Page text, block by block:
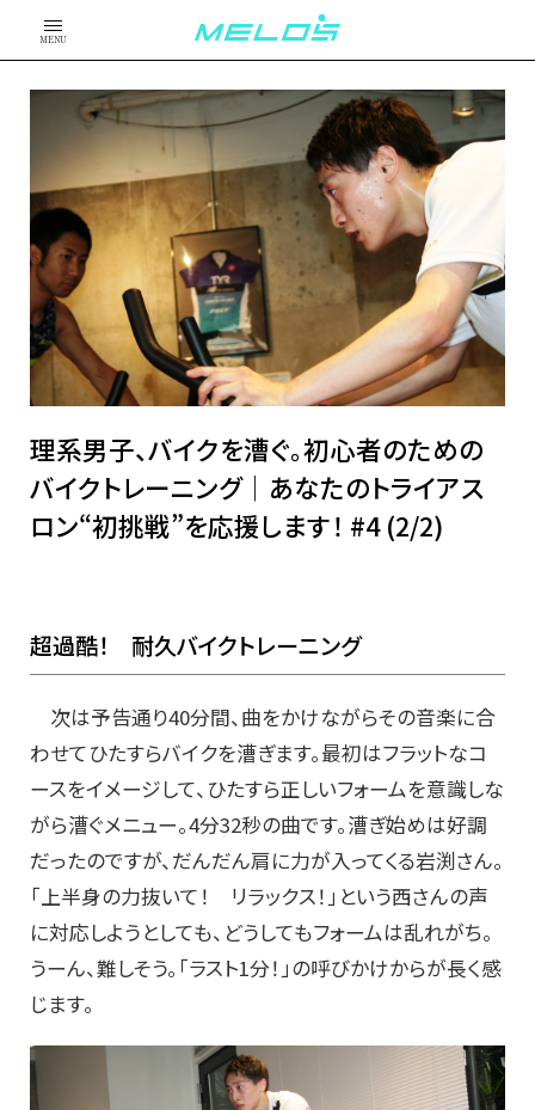
MENU
理系男子、バイクを漕ぐ。初心者のための
バイクトレーニング│あなたのトライアス
ロン“初挑戦”を応援します！ #4 (2/2)
超過酷！ 耐久バイクトレーニング
次は予告通り40分間、曲をかけながらその音楽に合
わせてひたすらバイクを漕ぎます。最初はフラットなコ
ースをイメージして、ひたすら正しいフォームを意識しな
がら漕ぐメニュー。4分32秒の曲です。漕ぎ始めは好調
だったのですが、だんだん肩に力が入ってくる岩渕さん。
「上半身の力抜いて！ リラックス！」という西さんの声
に対応しようとしても、どうしてもフォームは乱れがち。
うーん、難しそう。「ラスト1分！」の呼びかけからが長く感
じます。